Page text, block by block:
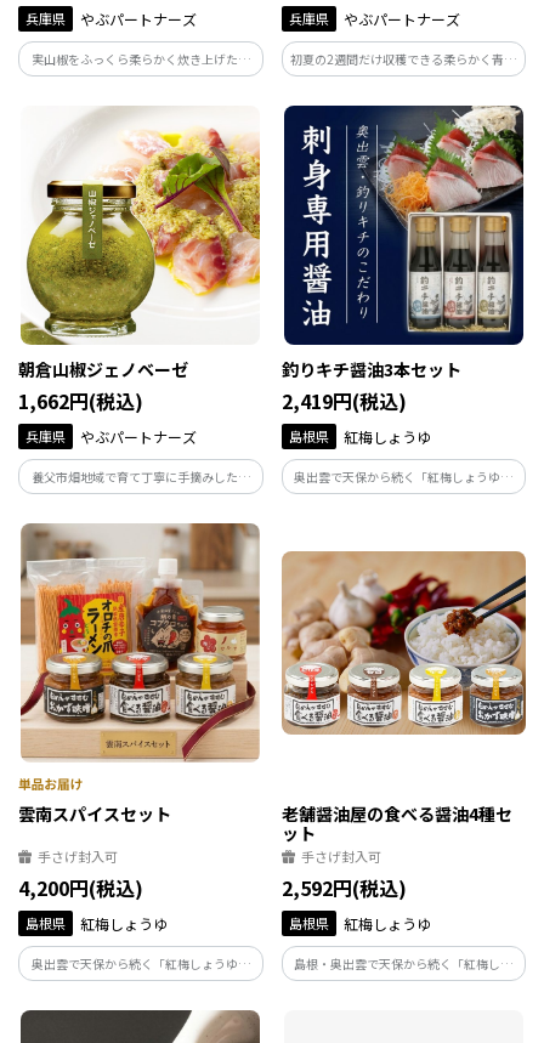
兵庫県 やぶパートナーズ
実山椒をふっくら柔らかく炊き上げた、
香味豊かで愛され続ける佃煮。若く柔ら
かい青実をひと房づつ手摘みで収穫し、
守り続けた伝統のレシピでおにぎりの具
材、素麺の薬味、魚の煮つけに添えるな
ど食べ方は豊富。
兵庫県 やぶパートナーズ
初夏の2週間だけ収穫できる柔らかく青い
実の朝倉山椒を実のまま丁寧に乾燥さ
せ、山椒のフレッシュな風味を密封包装
で閉じ込めました。ペッパーミルやすり
こぎでお好みの粗さに挽いてお使いくだ
さい。
朝倉山椒ジェノベーゼ
1,662円(税込)
兵庫県 やぶパートナーズ
養父市畑地域で育て丁寧に手摘みした朝
倉山椒を使用。和洋の料理に合うアレン
ジ自在な山椒のジェノベソースです。山椒
の香りと刺激が楽しめる和風イタリアン
ソースとして、パスタやバーニャカウダ
にもオススメです。
釣りキチ醤油3本セット
2,419円(税込)
島根県 紅梅しょうゆ
奥出雲で天保から続く「紅梅しょうゆ」
が手がける「釣りキチ醤油3本セット」で
醤油。釣り上げた最高の一匹を、究極の
味で楽しめます。
雲南スパイスセット
手さげ封入可
4,200円(税込)
島根県 紅梅しょうゆ
奥出雲で天保から続く「紅梅しょうゆ」
が手がける「雲南スパイスセット」です。
地元の希少な唐辛子「オロチの爪」の刺
激と伝統の醤油が融合。食べる醤油や万
老舗醤油屋の食べる醤油4種セ
ット
手さげ封入可
2,592円(税込)
島根県 紅梅しょうゆ
島根・奥出雲で天保から続く「紅梅しょ
うゆ」が手がける「食べる醤油4種セッ